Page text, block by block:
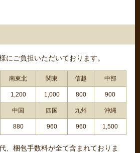
にご負担いただいております。
南東北 関東 信越 中部
1,200 1,000 800 900
中国 四国 九州 沖縄
880 960 960 1,500
、梱包手数料が全て含まれておりま